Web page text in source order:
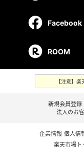
Facebook
ROOM
【注意】
新規会員登録
法人のお
企業情報 個人情
楽天市場ト